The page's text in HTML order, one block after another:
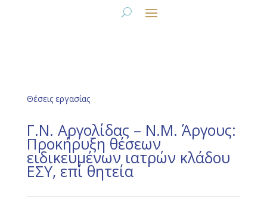
Θέσεις εργασίας
Γ.Ν. Αργολίδας – Ν.Μ. Άργους:
Προκήρυξη θέσεων
ειδικευμένων ιατρών κλάδου
ΕΣΥ, επί θητεία